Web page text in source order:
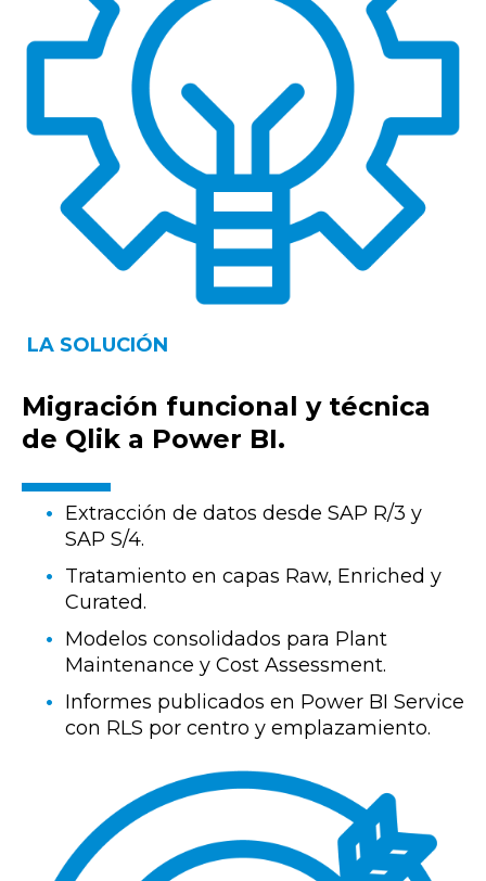
LA SOLUCIÓN
Migración funcional y técnica
de Qlik a Power BI.
Extracción de datos desde SAP R/3 y
SAP S/4.
Tratamiento en capas Raw, Enriched y
Curated.
Modelos consolidados para Plant
Maintenance y Cost Assessment.
Informes publicados en Power BI Service
con RLS por centro y emplazamiento.